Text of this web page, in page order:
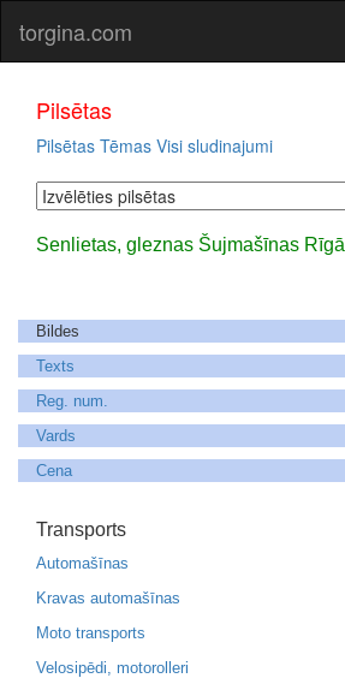
torgina.com
Pilsētas
Pilsētas Tēmas Visi sludinajumi
Senlietas, gleznas Šujmašīnas Rīgā
Bildes
Texts
Reg. num.
Vards
Cena
Transports
Automašīnas
Kravas automašīnas
Moto transports
Velosipēdi, motorolleri